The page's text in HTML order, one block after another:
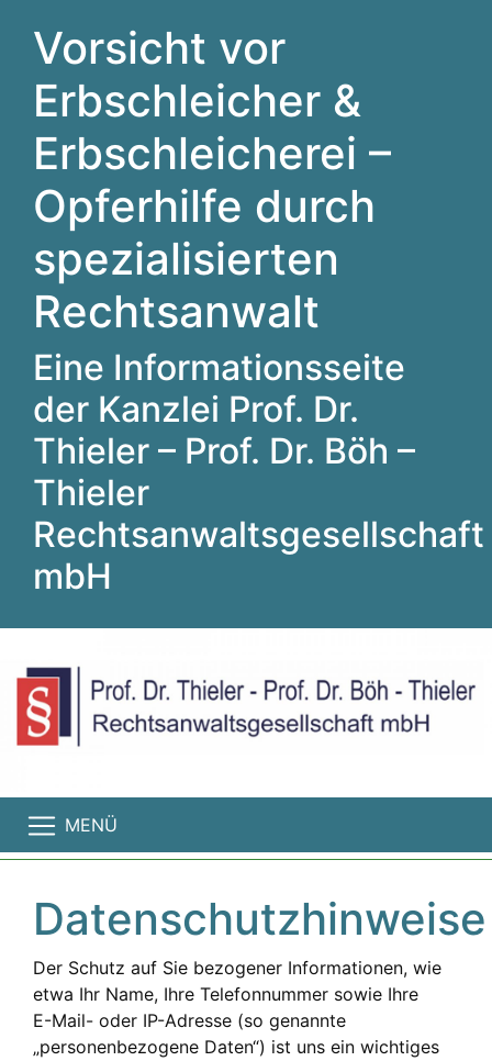
Vorsicht vor
Erbschleicher &
Erbschleicherei –
Opferhilfe durch
spezialisierten
Rechtsanwalt
Eine Informationsseite
der Kanzlei Prof. Dr.
Thieler – Prof. Dr. Böh –
Thieler
Rechtsanwaltsgesellschaft
mbH
MENÜ
Datenschutzhinweise
Der Schutz auf Sie bezogener Informationen, wie
etwa Ihr Name, Ihre Telefonnummer sowie Ihre
E-Mail- oder IP-Adresse (so genannte
„personenbezogene Daten“) ist uns ein wichtiges